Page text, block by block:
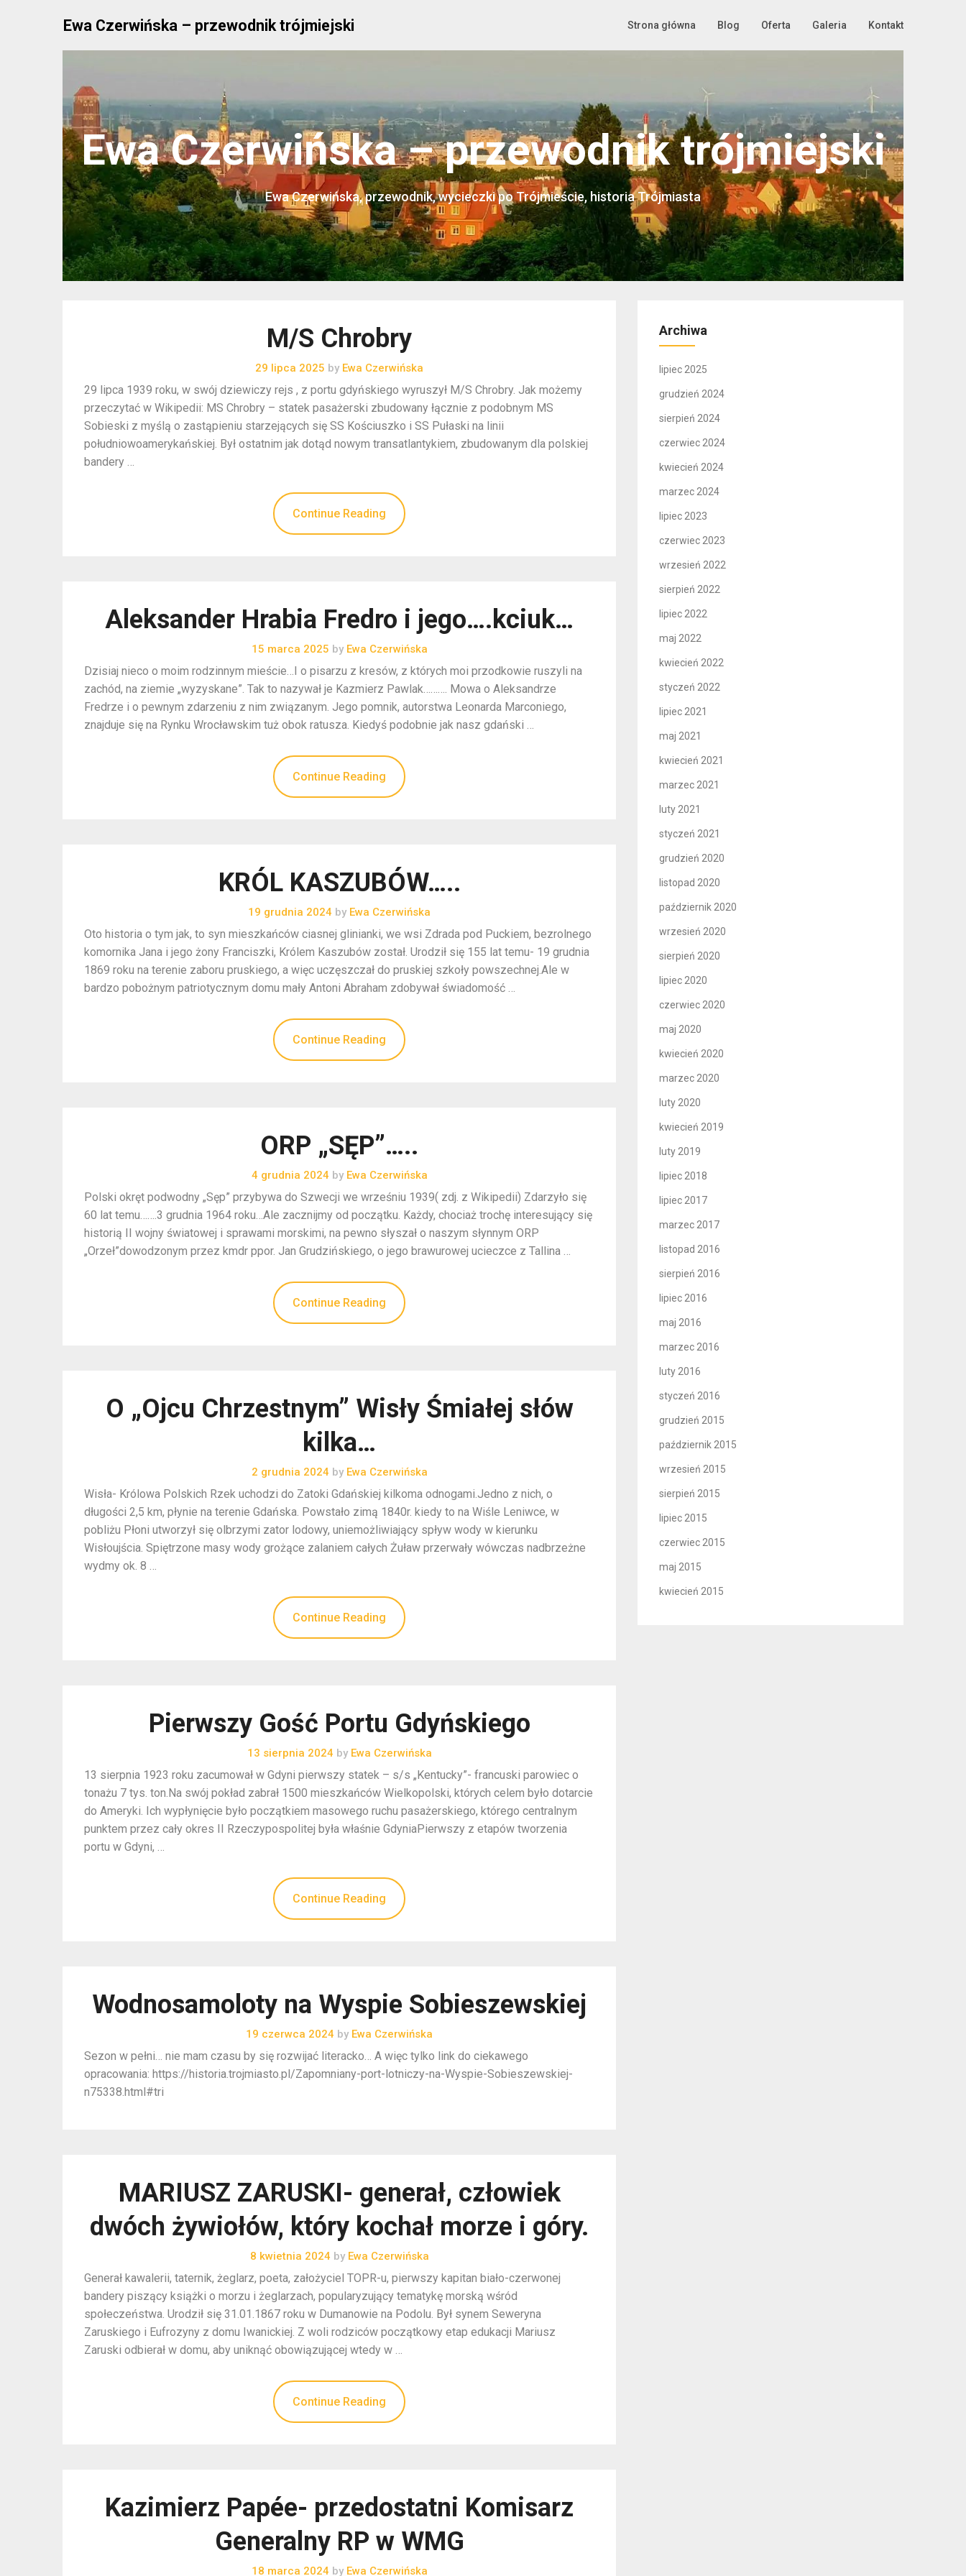
Ewa Czerwińska – przewodnik trójmiejski Strona główna Blog Oferta Galeria Kontakt
Ewa Czerwińska – przewodnik trójmiejski
Ewa Czerwińska, przewodnik, wycieczki po Trójmieście, historia Trójmiasta
M/S Chrobry
29 lipca 2025 by Ewa Czerwińska
29 lipca 1939 roku, w swój dziewiczy rejs , z portu gdyńskiego wyruszył M/S Chrobry. Jak możemy
przeczytać w Wikipedii: MS Chrobry – statek pasażerski zbudowany łącznie z podobnym MS
Sobieski z myślą o zastąpieniu starzejących się SS Kościuszko i SS Pułaski na linii
południowoamerykańskiej. Był ostatnim jak dotąd nowym transatlantykiem, zbudowanym dla polskiej
bandery …
Continue Reading
Aleksander Hrabia Fredro i jego….kciuk…
15 marca 2025 byEwa Czerwińska
Dzisiaj nieco o moim rodzinnym mieście…I o pisarzu z kresów, z których moi przodkowie ruszyli na
zachód, na ziemie „wyzyskane”. Tak to nazywał je Kazmierz Pawlak………. Mowa o Aleksandrze
Fredrze i o pewnym zdarzeniu z nim związanym. Jego pomnik, autorstwa Leonarda Marconiego,
znajduje się na Rynku Wrocławskim tuż obok ratusza. Kiedyś podobnie jak nasz gdański …
Continue Reading
KRÓL KASZUBÓW…..
19 grudnia 2024 by Ewa Czerwińska
Oto historia o tym jak, to syn mieszkańców ciasnej glinianki, we wsi Zdrada pod Puckiem, bezrolnego
komornika Jana i jego żony Franciszki, Królem Kaszubów został. Urodził się 155 lat temu- 19 grudnia
1869 roku na terenie zaboru pruskiego, a więc uczęszczał do pruskiej szkoły powszechnej.Ale w
bardzo pobożnym patriotycznym domu mały Antoni Abraham zdobywał świadomość …
Continue Reading
ORP „SĘP”…..
4 grudnia 2024 byEwa Czerwińska
Polski okręt podwodny „Sęp” przybywa do Szwecji we wrześniu 1939( zdj. z Wikipedii) Zdarzyło się
60 lat temu…….3 grudnia 1964 roku…Ale zacznijmy od początku. Każdy, chociaż trochę interesujący się
historią II wojny światowej i sprawami morskimi, na pewno słyszał o naszym słynnym ORP
„Orzeł”dowodzonym przez kmdr ppor. Jan Grudzińskiego, o jego brawurowej ucieczce z Tallina …
Continue Reading
O „Ojcu Chrzestnym” Wisły Śmiałej słów
kilka…
2 grudnia 2024 byEwa Czerwińska
Wisła- Królowa Polskich Rzek uchodzi do Zatoki Gdańskiej kilkoma odnogami.Jedno z nich, o
długości 2,5 km, płynie na terenie Gdańska. Powstało zimą 1840r. kiedy to na Wiśle Leniwce, w
pobliżu Płoni utworzył się olbrzymi zator lodowy, uniemożliwiający spływ wody w kierunku
Wisłoujścia. Spiętrzone masy wody grożące zalaniem całych Żuław przerwały wówczas nadbrzeżne
wydmy ok. 8 …
Continue Reading
Pierwszy Gość Portu Gdyńskiego
13 sierpnia 2024 byEwa Czerwińska
13 sierpnia 1923 roku zacumował w Gdyni pierwszy statek – s/s „Kentucky”- francuski parowiec o
tonażu 7 tys. ton.Na swój pokład zabrał 1500 mieszkańców Wielkopolski, których celem było dotarcie
do Ameryki. Ich wypłynięcie było początkiem masowego ruchu pasażerskiego, którego centralnym
punktem przez cały okres II Rzeczypospolitej była właśnie GdyniaPierwszy z etapów tworzenia
portu w Gdyni, …
Continue Reading
Wodnosamoloty na Wyspie Sobieszewskiej
19 czerwca 2024 by Ewa Czerwińska
Sezon w pełni… nie mam czasu by się rozwijać literacko… A więc tylko link do ciekawego
opracowania: https://historia.trojmiasto.pl/Zapomniany-port-lotniczy-na-Wyspie-Sobieszewskiej-
n75338.html#tri
MARIUSZ ZARUSKI- generał, człowiek
dwóch żywiołów, który kochał morze i góry.
8 kwietnia 2024 byEwa Czerwińska
Generał kawalerii, taternik, żeglarz, poeta, założyciel TOPR-u, pierwszy kapitan biało-czerwonej
bandery piszący książki o morzu i żeglarzach, popularyzujący tematykę morską wśród
społeczeństwa. Urodził się 31.01.1867 roku w Dumanowie na Podolu. Był synem Seweryna
Zaruskiego i Eufrozyny z domu Iwanickiej. Z woli rodziców początkowy etap edukacji Mariusz
Zaruski odbierał w domu, aby uniknąć obowiązującej wtedy w …
Continue Reading
Kazimierz Papée- przedostatni Komisarz
Generalny RP w WMG
18 marca 2024 byEwa Czerwińska
Archiwa
lipiec 2025
grudzień 2024
sierpień 2024
czerwiec 2024
kwiecień 2024
marzec 2024
lipiec 2023
czerwiec 2023
wrzesień 2022
sierpień 2022
lipiec 2022
maj 2022
kwiecień 2022
styczeń 2022
lipiec 2021
maj 2021
kwiecień 2021
marzec 2021
luty 2021
styczeń 2021
grudzień 2020
listopad 2020
październik 2020
wrzesień 2020
sierpień 2020
lipiec 2020
czerwiec 2020
maj 2020
kwiecień 2020
marzec 2020
luty 2020
kwiecień 2019
luty 2019
lipiec 2018
lipiec 2017
marzec 2017
listopad 2016
sierpień 2016
lipiec 2016
maj 2016
marzec 2016
luty 2016
styczeń 2016
grudzień 2015
październik 2015
wrzesień 2015
sierpień 2015
lipiec 2015
czerwiec 2015
maj 2015
kwiecień 2015